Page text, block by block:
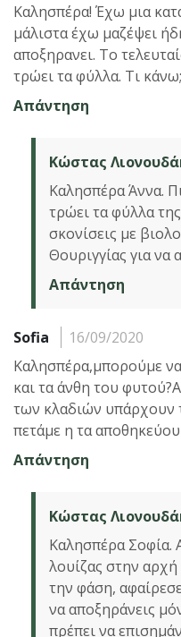
Καλησπέρα! Έχω μια
μάλιστα έχω μαζέψει
αποξηρανει. Το
τρώει τα φύλλα. Τι κάνω;
Απάντηση
Κώστας
Καλησπέρα Άννα.
τρώει τα φύλλα
σκονίσεις με
Θουριγγίας για να
Απάντηση
Sofia
16/09/2020
Καλησπέρα,μπορούμε
και τα άνθη του
των κλαδιών υπάρχουν
πετάμε η τα
Απάντηση
Κώστας
Καλησπέρα Σοφία.
λουίζας στην
την φάση,
να αποξηράνεις
πρέπει να